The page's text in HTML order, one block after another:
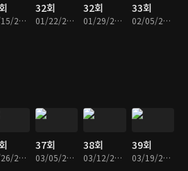
01/15/2019 • 1시간 39분
32회
01/22/2019 • 1시간 38분
32회
01/29/2019 • 1시간 36분
33회
02/05/2019 • 1시간 39분
02/26/2019 • 1시간 41분
37회
03/05/2019 • 1시간 36분
38회
03/12/2019 • 1시간 40분
39회
03/19/2019 • 1시간 43분